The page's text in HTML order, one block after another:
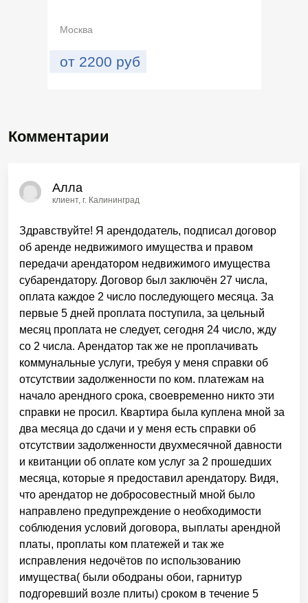
Москва
от 2200 руб
Комментарии
Алла
клиент, г. Калининград
Здравствуйте! Я арендодатель, подписал договор
об аренде недвижимого имущества и правом
передачи арендатором недвижимого имущества
субарендатору. Договор был заключён 27 числа,
оплата каждое 2 число последующего месяца. За
первые 5 дней проплата поступила, за цельный
месяц проплата не следует, сегодня 24 число, жду
со 2 числа. Арендатор так же не проплачивать
коммунальные услуги, требуя у меня справки об
отсутствии задолженности по ком. платежам на
начало арендного срока, своевременно никто эти
справки не просил. Квартира была куплена мной за
два месяца до сдачи и у меня есть справки об
отсутствии задолженности двухмесячной давности
и квитанции об оплате ком услуг за 2 прошедших
месяца, которые я предоставил арендатору. Видя,
что арендатор не добросовестный мной было
направлено предупреждение о необходимости
соблюдения условий договора, выплаты арендной
платы, проплаты ком платежей и так же
исправления недочётов по использованию
имущества( были ободраны обои, гарнитур
подгоревший возле плиты) сроком в течение 5